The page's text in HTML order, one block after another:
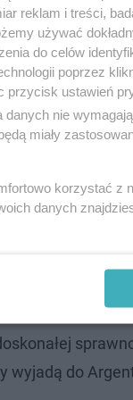
jeszcze znana,
wyjadą do
reklam i treści,
używać
do celów
poprzez
przycisk ustawień
danych nie
miały
korzystać z
danych